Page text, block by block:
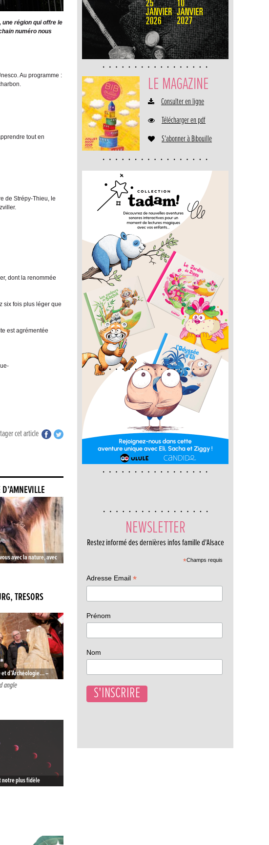
une région qui offre le
numéro nous
Au programme :
tout en
de Strépy-Thieu, le
dont la renommée
six fois plus léger que
est agrémentée
cet article
avec la nature, avec
» Albane…
TRÉSORS
et d’Archéologie… –
Koenigsbourg ouvre
angle
notre plus fidèle
« J’aime
LE MAGAZINE
Consulter en ligne
Télécharger en pdf
S'abonner à Bibouille
NEWSLETTER
Restez informé des dernières infos famille d'Alsace
*Champs requis
Adresse Email *
Prénom
Nom